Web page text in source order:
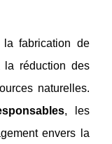
fabrication de
réduction des
naturelles.
, les
envers la